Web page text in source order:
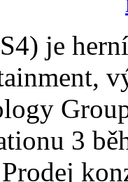
je
3